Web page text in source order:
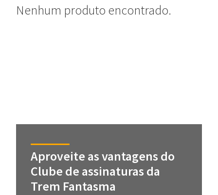
Nenhum produto encontrado.
Aproveite as vantagens do
Clube de assinaturas da
Trem Fantasma